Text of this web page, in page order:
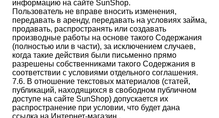
информацию на сайте SunShop.
Пользователь не вправе вносить изменения,
передавать в аренду, передавать на условиях займа,
продавать, распространять или создавать
производные работы на основе такого Содержания
(полностью или в части), за исключением случаев,
когда такие действия были письменно прямо
разрешены собственниками такого Содержания в
соответствии с условиями отдельного соглашения.
7.6. В отношение текстовых материалов (статей,
публикаций, находящихся в свободном публичном
доступе на сайте SunShop) допускается их
распространение при условии, что будет дана
ссылка на Интернет-магазин .